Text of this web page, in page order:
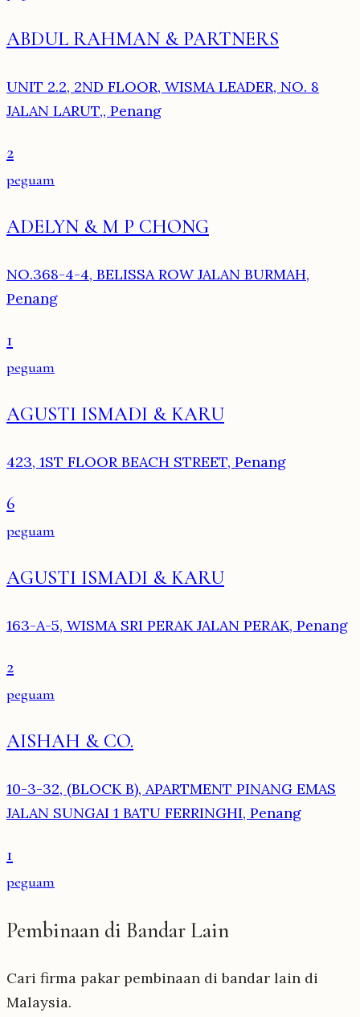
ABDUL RAHMAN & PARTNERS
UNIT 2.2, 2ND FLOOR, WISMA LEADER, NO. 8
JALAN LARUT,, Penang
2
peguam
ADELYN & M P CHONG
NO.368-4-4, BELISSA ROW JALAN BURMAH,
Penang
1
peguam
AGUSTI ISMADI & KARU
423, 1ST FLOOR BEACH STREET, Penang
6
peguam
AGUSTI ISMADI & KARU
163-A-5, WISMA SRI PERAK JALAN PERAK, Penang
2
peguam
AISHAH & CO.
10-3-32, (BLOCK B), APARTMENT PINANG EMAS
JALAN SUNGAI 1 BATU FERRINGHI, Penang
1
peguam
Pembinaan di Bandar Lain
Cari firma pakar pembinaan di bandar lain di
Malaysia.